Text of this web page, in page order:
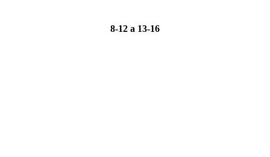
8-12 a 13-16